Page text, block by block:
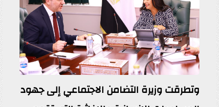
وتطرقت وزيرة التضامن الاجتماعي إلى جهود